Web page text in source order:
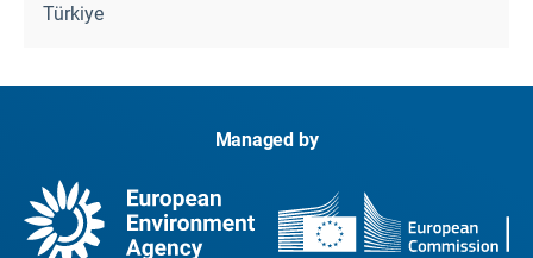
Türkiye
Managed by